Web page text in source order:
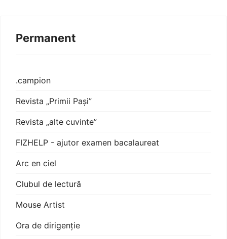
Permanent
.campion
Revista „Primii Pași”
Revista „alte cuvinte”
FIZHELP - ajutor examen bacalaureat
Arc en ciel
Clubul de lectură
Mouse Artist
Ora de dirigenție